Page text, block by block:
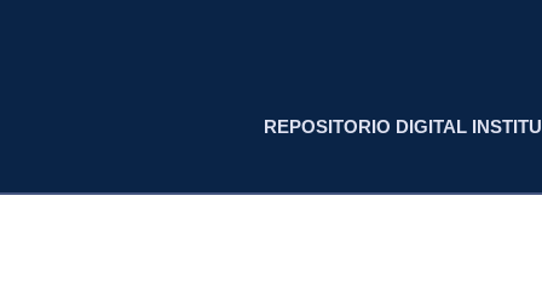
REPOSITORIO DIGITAL